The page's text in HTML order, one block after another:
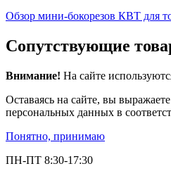
Обзор мини-бокорезов КВТ для
Сопутствующие
Внимание! На сайте
Оставаясь на сайте, вы
персональных данных в
Понятно, принимаю
ПН-ПТ 8:30-17:30